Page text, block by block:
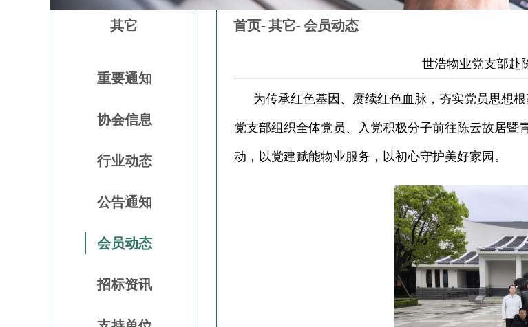
其它
重要通知
协会信息
行业动态
公告通知
会员动态
招标资讯
首页- 其它- 会员动态
世浩物业党支部赴
为传承红色基因、赓续红色血脉，夯实党员思想
党支部组织全体党员、入党积极分子前往陈云故居
动，以党建赋能物业服务，以初心守护美好家园。